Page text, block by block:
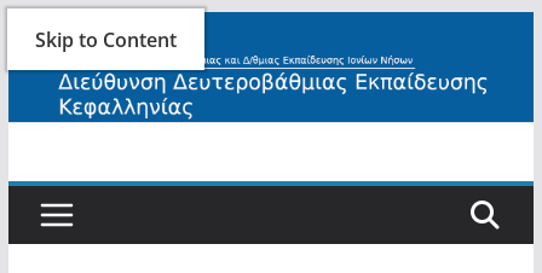
Skip to Content
Skip
content